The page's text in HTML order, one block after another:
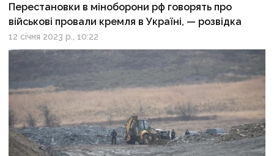
Перестановки в міноборони рф говорять про
військові провали кремля в Україні, — розвідка
12 січня 2023 р., 10:22